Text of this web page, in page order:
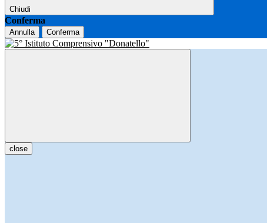
Chiudi
Conferma
Annulla Conferma
close